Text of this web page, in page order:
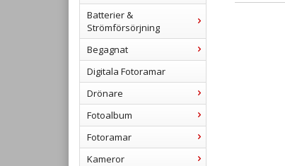
Batterier &
Strömförsörjning
Begagnat
Digitala Fotoramar
Drönare
Fotoalbum
Fotoramar
Kameror